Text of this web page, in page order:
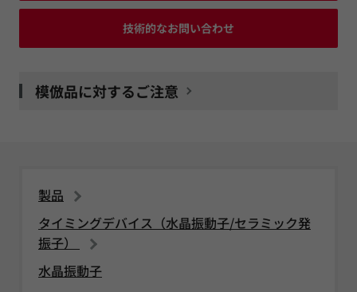
技術的なお問い合わせ
模倣品に対するご注意
製品
タイミングデバイス（水晶振動子/セラミック発
振子）
水晶振動子